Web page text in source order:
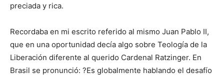
preciada y rica.
Recordaba en mi escrito referido al mismo Juan Pablo II,
que en una oportunidad decía algo sobre Teología de la
Liberación diferente al querido Cardenal Ratzinger. En
Brasil se pronunció: ?Es globalmente hablando el desafío